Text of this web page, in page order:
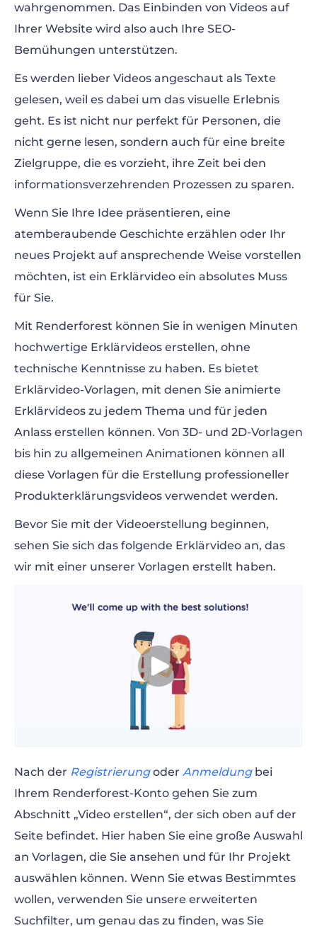
wahrgenommen. Das Einbinden von Videos auf
Ihrer Website wird also auch Ihre SEO-
Bemühungen unterstützen.
Es werden lieber Videos angeschaut als Texte
gelesen, weil es dabei um das visuelle Erlebnis
geht. Es ist nicht nur perfekt für Personen, die
nicht gerne lesen, sondern auch für eine breite
Zielgruppe, die es vorzieht, ihre Zeit bei den
informationsverzehrenden Prozessen zu sparen.
Wenn Sie Ihre Idee präsentieren, eine
atemberaubende Geschichte erzählen oder Ihr
neues Projekt auf ansprechende Weise vorstellen
möchten, ist ein Erklärvideo ein absolutes Muss
für Sie.
Mit Renderforest können Sie in wenigen Minuten
hochwertige Erklärvideos erstellen, ohne
technische Kenntnisse zu haben. Es bietet
Erklärvideo-Vorlagen, mit denen Sie animierte
Erklärvideos zu jedem Thema und für jeden
Anlass erstellen können. Von 3D- und 2D-Vorlagen
bis hin zu allgemeinen Animationen können all
diese Vorlagen für die Erstellung professioneller
Produkterklärungsvideos verwendet werden.
Bevor Sie mit der Videoerstellung beginnen,
sehen Sie sich das folgende Erklärvideo an, das
wir mit einer unserer Vorlagen erstellt haben.
Nach der Registrierungoder Anmeldungbei
Ihrem Renderforest-Konto gehen Sie zum
Abschnitt „Video erstellen“, der sich oben auf der
Seite befindet. Hier haben Sie eine große Auswahl
an Vorlagen, die Sie ansehen und für Ihr Projekt
auswählen können. Wenn Sie etwas Bestimmtes
wollen, verwenden Sie unsere erweiterten
Suchfilter, um genau das zu finden, was Sie